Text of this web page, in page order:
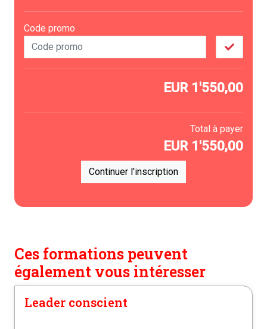
Code promo
EUR 1'550,00
Total à payer
EUR 1'550,00
Continuer l'inscription
Ces formations peuvent
également vous intéresser
Leader conscient